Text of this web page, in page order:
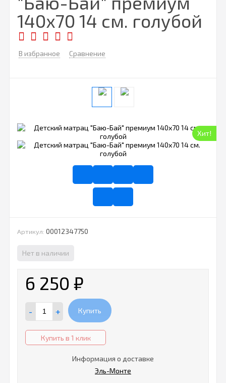
140х70 14 см. голубой
В избранное Сравнение
Хит!
Артикул: 00012347750
Нет в наличии
6 250 ₽
- + Купить
Купить в 1 клик
Информация о доставке
Эль-Монте